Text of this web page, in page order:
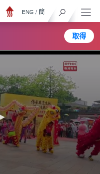
取得
ENG / 簡